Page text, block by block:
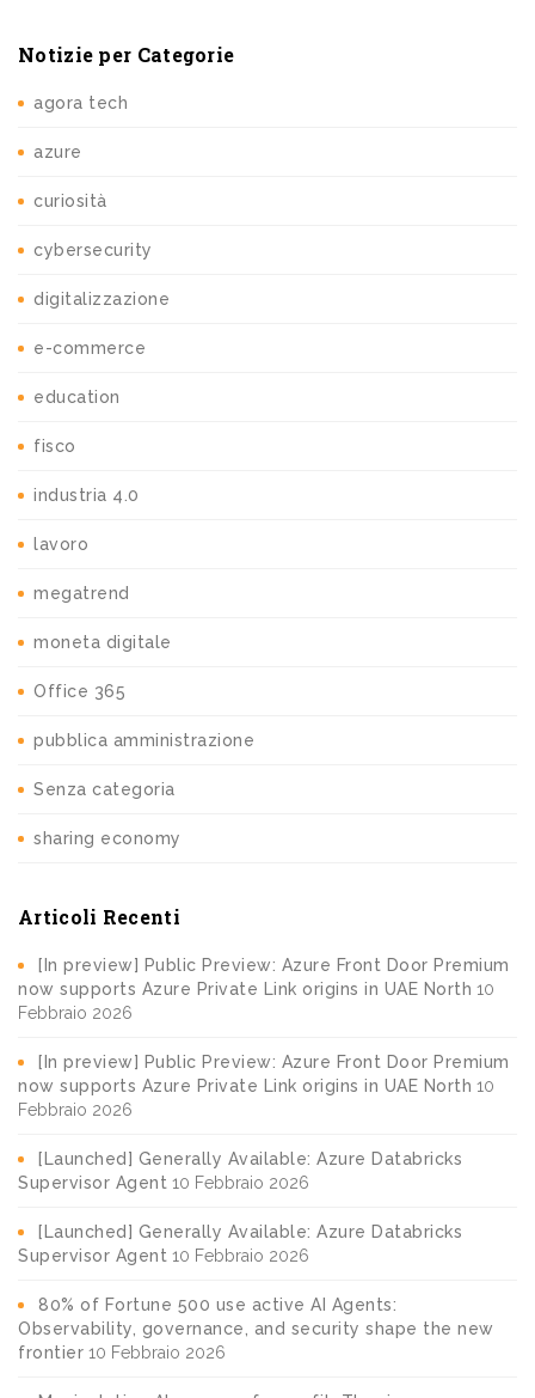
Notizie per Categorie
agora tech
azure
curiosità
cybersecurity
digitalizzazione
e-commerce
education
fisco
industria 4.0
lavoro
megatrend
moneta digitale
Office 365
pubblica amministrazione
Senza categoria
sharing economy
Articoli Recenti
[In preview] Public Preview: Azure Front Door Premium
now supports Azure Private Link origins in UAE North 10
Febbraio 2026
[In preview] Public Preview: Azure Front Door Premium
now supports Azure Private Link origins in UAE North 10
Febbraio 2026
[Launched] Generally Available: Azure Databricks
Supervisor Agent 10 Febbraio 2026
[Launched] Generally Available: Azure Databricks
Supervisor Agent 10 Febbraio 2026
80% of Fortune 500 use active AI Agents:
Observability, governance, and security shape the new
frontier 10 Febbraio 2026